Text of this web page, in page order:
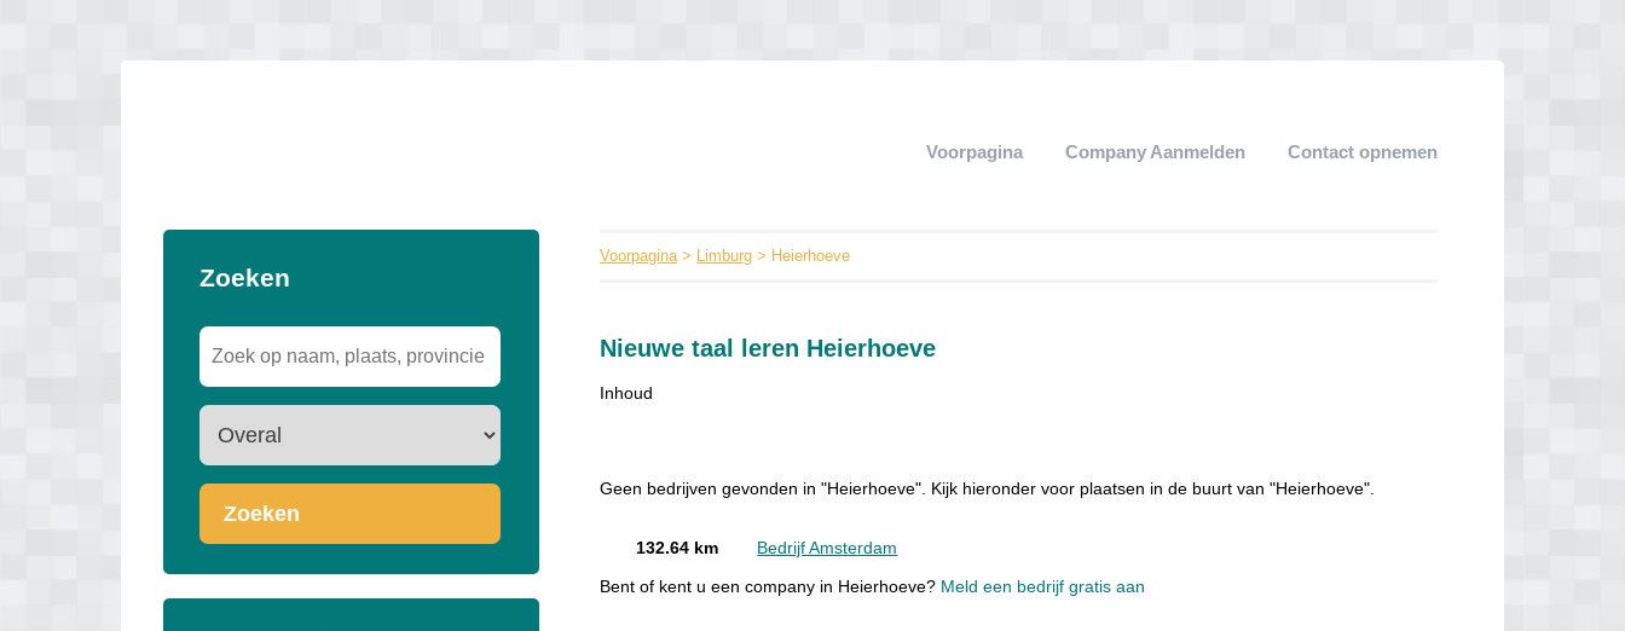
Voorpagina Company Aanmelden Contact opnemen
Zoeken
Zoeken
Voorpagina> Limburg > Heierhoeve
Nieuwe taal leren Heierhoeve
Inhoud
Geen bedrijven gevonden in "Heierhoeve". Kijk hieronder voor plaatsen in de buurt van "Heierhoeve".
132.64 km Bedrijf Amsterdam
Bent of kent u een company in Heierhoeve? Meld een bedrijf gratis aan